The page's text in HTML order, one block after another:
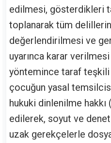
edilmesi, gösterdikleri
toplanarak tüm
değerlendirilmesi ve
uyarınca karar
yöntemince taraf teşkili
çocuğun yasal
hukuki dinlenilme
edilerek, soyut ve
uzak gerekçelerle